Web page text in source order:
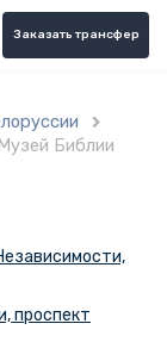
Заказать трансфер

Музей Библии
проспект